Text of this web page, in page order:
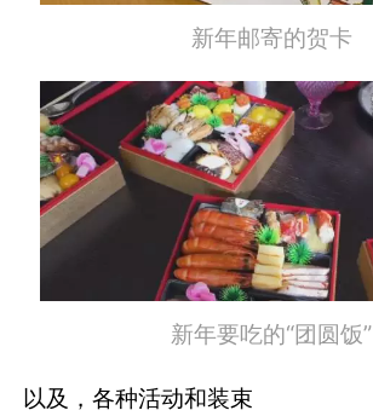
新年邮寄的贺卡
新年要吃的“团圆饭”
以及，各种活动和装束